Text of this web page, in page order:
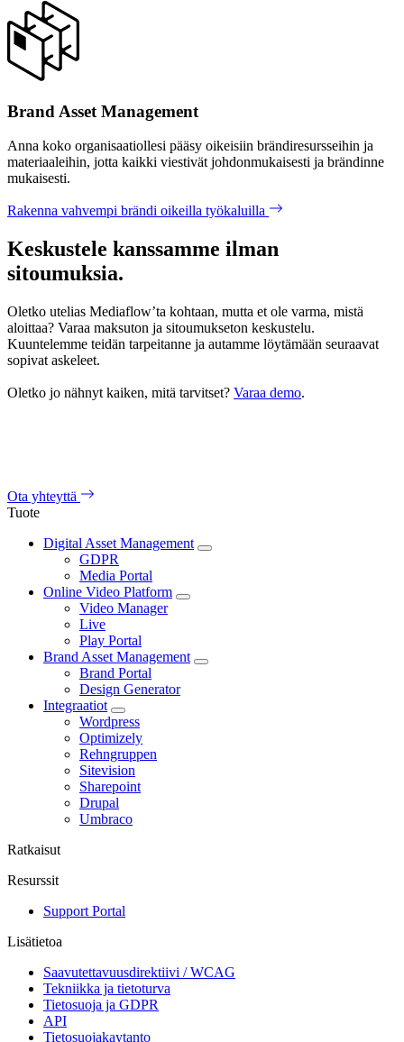
Brand Asset Management
Anna koko organisaatiollesi pääsy oikeisiin brändiresursseihin ja
materiaaleihin, jotta kaikki viestivät johdonmukaisesti ja brändinne
mukaisesti.
Rakenna vahvempi brändi oikeilla työkaluilla
Keskustele kanssamme ilman
sitoumuksia.
Oletko utelias Mediaflow’ta kohtaan, mutta et ole varma, mistä
aloittaa? Varaa maksuton ja sitoumukseton keskustelu.
Kuuntelemme teidän tarpeitanne ja autamme löytämään seuraavat
sopivat askeleet.
Oletko jo nähnyt kaiken, mitä tarvitset? Varaa demo.
Ota yhteyttä
Tuote
Digital Asset Management
GDPR
Media Portal
Online Video Platform
Video Manager
Live
Play Portal
Brand Asset Management
Brand Portal
Design Generator
Integraatiot
Wordpress
Optimizely
Rehngruppen
Sitevision
Sharepoint
Drupal
Umbraco
Ratkaisut
Resurssit
Support Portal
Lisätietoa
Saavutettavuusdirektiivi / WCAG
Tekniikka ja tietoturva
Tietosuoja ja GDPR
API
Tietosuojakaytanto